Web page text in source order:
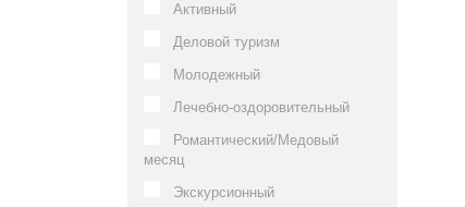
Активный
Деловой туризм
Молодежный
Лечебно-оздоровительный
Романтический/Медовый
месяц
Экскурсионный